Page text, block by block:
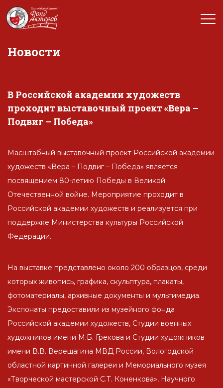
Новости
В Российской академии художеств
проходит выставочный проект «Вера –
Подвиг – Победа»
Масштабный выставочный проект Российской академии
художеств «Вера – Подвиг – Победа» является
посвящением 80-летию Победы в Великой
Отечественной войне. Мероприятие проходит в
Российской академии художеств и реализуется при
поддержке Министерства культуры Российской
Федерации.
На выставке представлено около 200 образцов, среди
которых живопись, графика, скульптура, плакаты,
фотоматериалы, архивные документы и мультимедиа.
Экспонаты предоставили из музейного фонда
Российской академии художеств, Студии военных
художников имени М.Б. Грекова и Студии художников
имени В.В. Верещагина МВД России, Вологодской
областной картинной галереи и Мемориального музея
«Творческой мастерской С.Т. Коненкова», Научного